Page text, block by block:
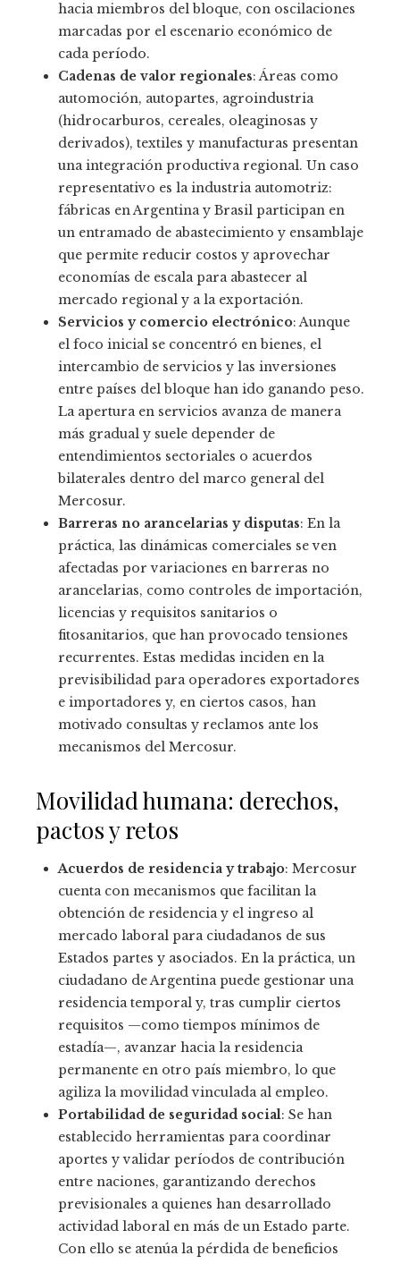
hacia miembros del bloque, con oscilaciones
marcadas por el escenario económico de
cada período.
Cadenas de valor regionales: Áreas como
automoción, autopartes, agroindustria
(hidrocarburos, cereales, oleaginosas y
derivados), textiles y manufacturas presentan
una integración productiva regional. Un caso
representativo es la industria automotriz:
fábricas en Argentina y Brasil participan en
un entramado de abastecimiento y ensamblaje
que permite reducir costos y aprovechar
economías de escala para abastecer al
mercado regional y a la exportación.
Servicios y comercio electrónico: Aunque
el foco inicial se concentró en bienes, el
intercambio de servicios y las inversiones
entre países del bloque han ido ganando peso.
La apertura en servicios avanza de manera
más gradual y suele depender de
entendimientos sectoriales o acuerdos
bilaterales dentro del marco general del
Mercosur.
Barreras no arancelarias y disputas: En la
práctica, las dinámicas comerciales se ven
afectadas por variaciones en barreras no
arancelarias, como controles de importación,
licencias y requisitos sanitarios o
fitosanitarios, que han provocado tensiones
recurrentes. Estas medidas inciden en la
previsibilidad para operadores exportadores
e importadores y, en ciertos casos, han
motivado consultas y reclamos ante los
mecanismos del Mercosur.
Movilidad humana: derechos,
pactos y retos
Acuerdos de residencia y trabajo: Mercosur
cuenta con mecanismos que facilitan la
obtención de residencia y el ingreso al
mercado laboral para ciudadanos de sus
Estados partes y asociados. En la práctica, un
ciudadano de Argentina puede gestionar una
residencia temporal y, tras cumplir ciertos
requisitos —como tiempos mínimos de
estadía—, avanzar hacia la residencia
permanente en otro país miembro, lo que
agiliza la movilidad vinculada al empleo.
Portabilidad de seguridad social: Se han
establecido herramientas para coordinar
aportes y validar períodos de contribución
entre naciones, garantizando derechos
previsionales a quienes han desarrollado
actividad laboral en más de un Estado parte.
Con ello se atenúa la pérdida de beneficios